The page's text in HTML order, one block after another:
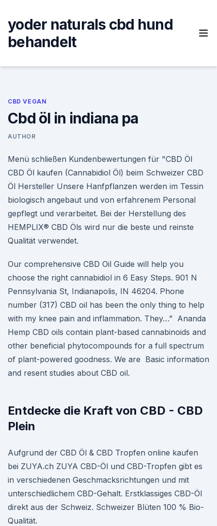
content
yoder naturals cbd hund
behandelt
CBD VEGAN
Cbd öl in indiana pa
AUTHOR
Menü schließen Kundenbewertungen für "CBD Öl
CBD Öl kaufen (Cannabidiol Öl) beim Schweizer CBD
Öl Hersteller Unsere Hanfpflanzen werden im Tessin
biologisch angebaut und von erfahrenem Personal
gepflegt und verarbeitet. Bei der Herstellung des
HEMPLIX® CBD Öls wird nur die beste und reinste
Qualität verwendet.
Our comprehensive CBD Oil Guide will help you
choose the right cannabidiol in 6 Easy Steps. 901 N
Pennsylvania St, Indianapolis, IN 46204. Phone
number (317) CBD oil has been the only thing to help
with my knee pain and inflammation. They…” Ananda
Hemp CBD oils contain plant-based cannabinoids and
other beneficial phytocompounds for a full spectrum
of plant-powered goodness. We are Basic information
and resent studies about CBD oil.
Entdecke die Kraft von CBD - CBD
Plein
Aufgrund der CBD Öl & CBD Tropfen online kaufen
bei ZUYA.ch ZUYA CBD-Öl und CBD-Tropfen gibt es
in verschiedenen Geschmacksrichtungen und mit
unterschiedlichem CBD-Gehalt. Erstklassiges CBD-Öl
direkt aus der Schweiz. Schweizer Blüten 100 % Bio-
Qualität.